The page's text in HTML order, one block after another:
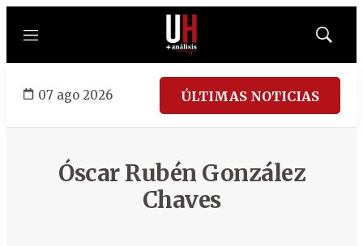
Menú
Mostrar
07 ago 2026 ÚLTIMAS NOTICIAS
Óscar Rubén González
Chaves